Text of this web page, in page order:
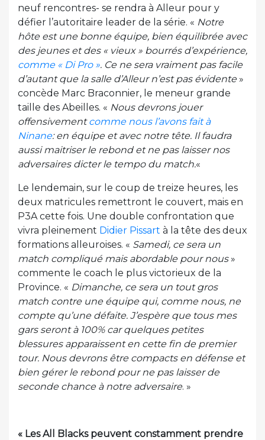
neuf rencontres- se rendra à Alleur pour y
défier l’autoritaire leader de la série. « Notre
hôte est une bonne équipe, bien équilibrée avec
des jeunes et des « vieux » bourrés d’expérience,
comme « Di Pro ». Ce ne sera vraiment pas facile
d’autant que la salle d’Alleur n’est pas évidente»
concède Marc Braconnier, le meneur grande
taille des Abeilles. « Nous devrons jouer
offensivementcomme nous l’avons fait à
Ninane: en équipe et avec notre tête. Il faudra
aussi maitriser le rebond et ne pas laisser nos
adversaires dicter le tempo du match.«
Le lendemain, sur le coup de treize heures, les
deux matricules remettront le couvert, mais en
P3A cette fois. Une double confrontation que
vivra pleinement Didier Pissart à la tête des deux
formations alleuroises. « Samedi, ce sera un
match compliqué mais abordable pour nous»
commente le coach le plus victorieux de la
Province. « Dimanche, ce sera un tout gros
match contre une équipe qui, comme nous, ne
compte qu’une défaite. J’espère que tous mes
gars seront à 100% car quelques petites
blessures apparaissent en cette fin de premier
tour. Nous devrons être compacts en défense et
bien gérer le rebond pour ne pas laisser de
seconde chance à notre adversaire. »
« Les All Blacks peuvent constamment prendre